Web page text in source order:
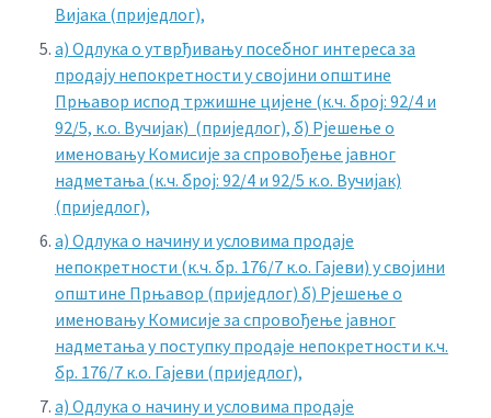
Вијака (приједлог),
а) Одлука о утврђивању посебног интереса за
продају непокретности у својини општине
Прњавор испод тржишне цијене (к.ч. број: 92/4 и
92/5, к.о. Вучијак) (приједлог), б) Рјешење о
именовању Комисије за спровођење јавног
надметања (к.ч. број: 92/4 и 92/5 к.о. Вучијак)
(приједлог),
а) Одлука о начину и условима продаје
непокретности (к.ч. бр. 176/7 к.о. Гајеви) у својини
општине Прњавор (приједлог) б) Рјешење о
именовању Комисије за спровођење јавног
надметања у поступку продаје непокретности к.ч.
бр. 176/7 к.о. Гајеви (приједлог),
а) Одлука о начину и условима продаје